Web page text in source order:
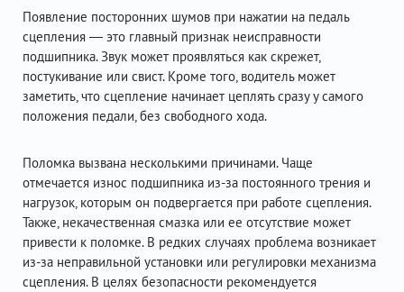
Появление посторонних шумов при нажатии на педаль
сцепления — это главный признак неисправности
подшипника. Звук может проявляться как скрежет,
постукивание или свист. Кроме того, водитель может
заметить, что сцепление начинает цеплять сразу у самого
положения педали, без свободного хода.
Поломка вызвана несколькими причинами. Чаще
отмечается износ подшипника из-за постоянного трения и
нагрузок, которым он подвергается при работе сцепления.
Также, некачественная смазка или ее отсутствие может
привести к поломке. В редких случаях проблема возникает
из-за неправильной установки или регулировки механизма
сцепления. В целях безопасности рекомендуется